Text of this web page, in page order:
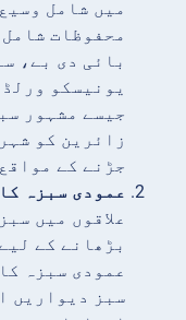
میں شامل
محفوظات
بائی دی بے،
یونیسکو
جیسے مشہور
زائرین کو
جڑنے کے
عمودی سبزہ
علاقوں میں
بڑھانے کے
عمودی سبزہ
سبز دیواریں